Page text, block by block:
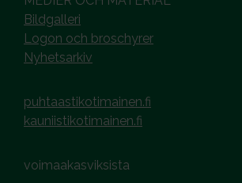
Bildgalleri
Logon och broschyrer
Nyhetsarkiv
puhtaastikotimainen.fi
kauniistikotimainen.fi
voimaakasviksista